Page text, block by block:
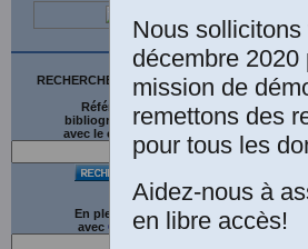
RECHERCHE SUR LE SITE
Références
bibliographiques
avec le catalogue
En plein texte
avec G gle
Nous
décembre
mission de
remettons des
pour tous les
Aidez-nous à
en libre accès!